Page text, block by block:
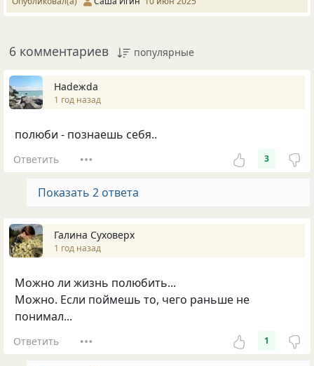
6 комментариев популярные
Нadeжda
1 год назад
полюби - познаешь себя..
Ответить 3
Показать 2 ответа
Галина Суховерх
1 год назад
Можно ли жизнь полюбить...
Можно. Если поймешь то, чего раньше не
понимал...
Ответить 1